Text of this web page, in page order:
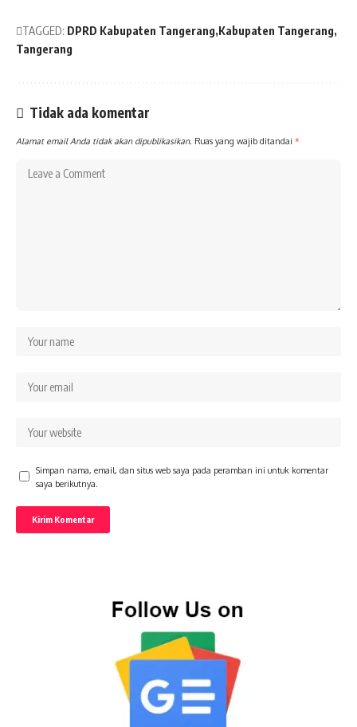
TAGGED: DPRD Kabupaten Tangerang Kabupaten Tangerang
Tangerang
Tidak ada komentar
Alamat email Anda tidak akan dipublikasikan. Ruas yang wajib ditandai *
Simpan nama, email, dan situs web saya pada peramban ini untuk komentar
saya berikutnya.